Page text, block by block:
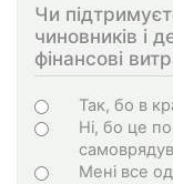
Чи
чиновників і
фінансові
Choices
Так, бо в
Ні, бо це
Мені все